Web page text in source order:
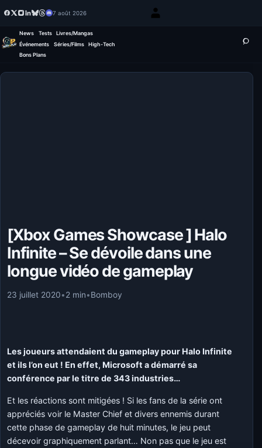
7 août 2026
News Tests
Livres/Mangas
Événements
Séries/Films
High-Tech
Bons Plans
[Xbox Games Showcase ] Halo
Infinite – Se dévoile dans une
longue vidéo de gameplay
23 juillet 2020•2 min•Bomboy
Les joueurs attendaient du gameplay pour Halo Infinite
et ils l’on eut ! En effet, Microsoft a démarré sa
conférence par le titre de 343 industries…
Et les réactions sont mitigées ! Si les fans de la série ont
appréciés voir le Master Chief et divers ennemis durant
cette phase de gameplay de huit minutes, le jeu peut
décevoir graphiquement parlant… Non pas que le jeu est